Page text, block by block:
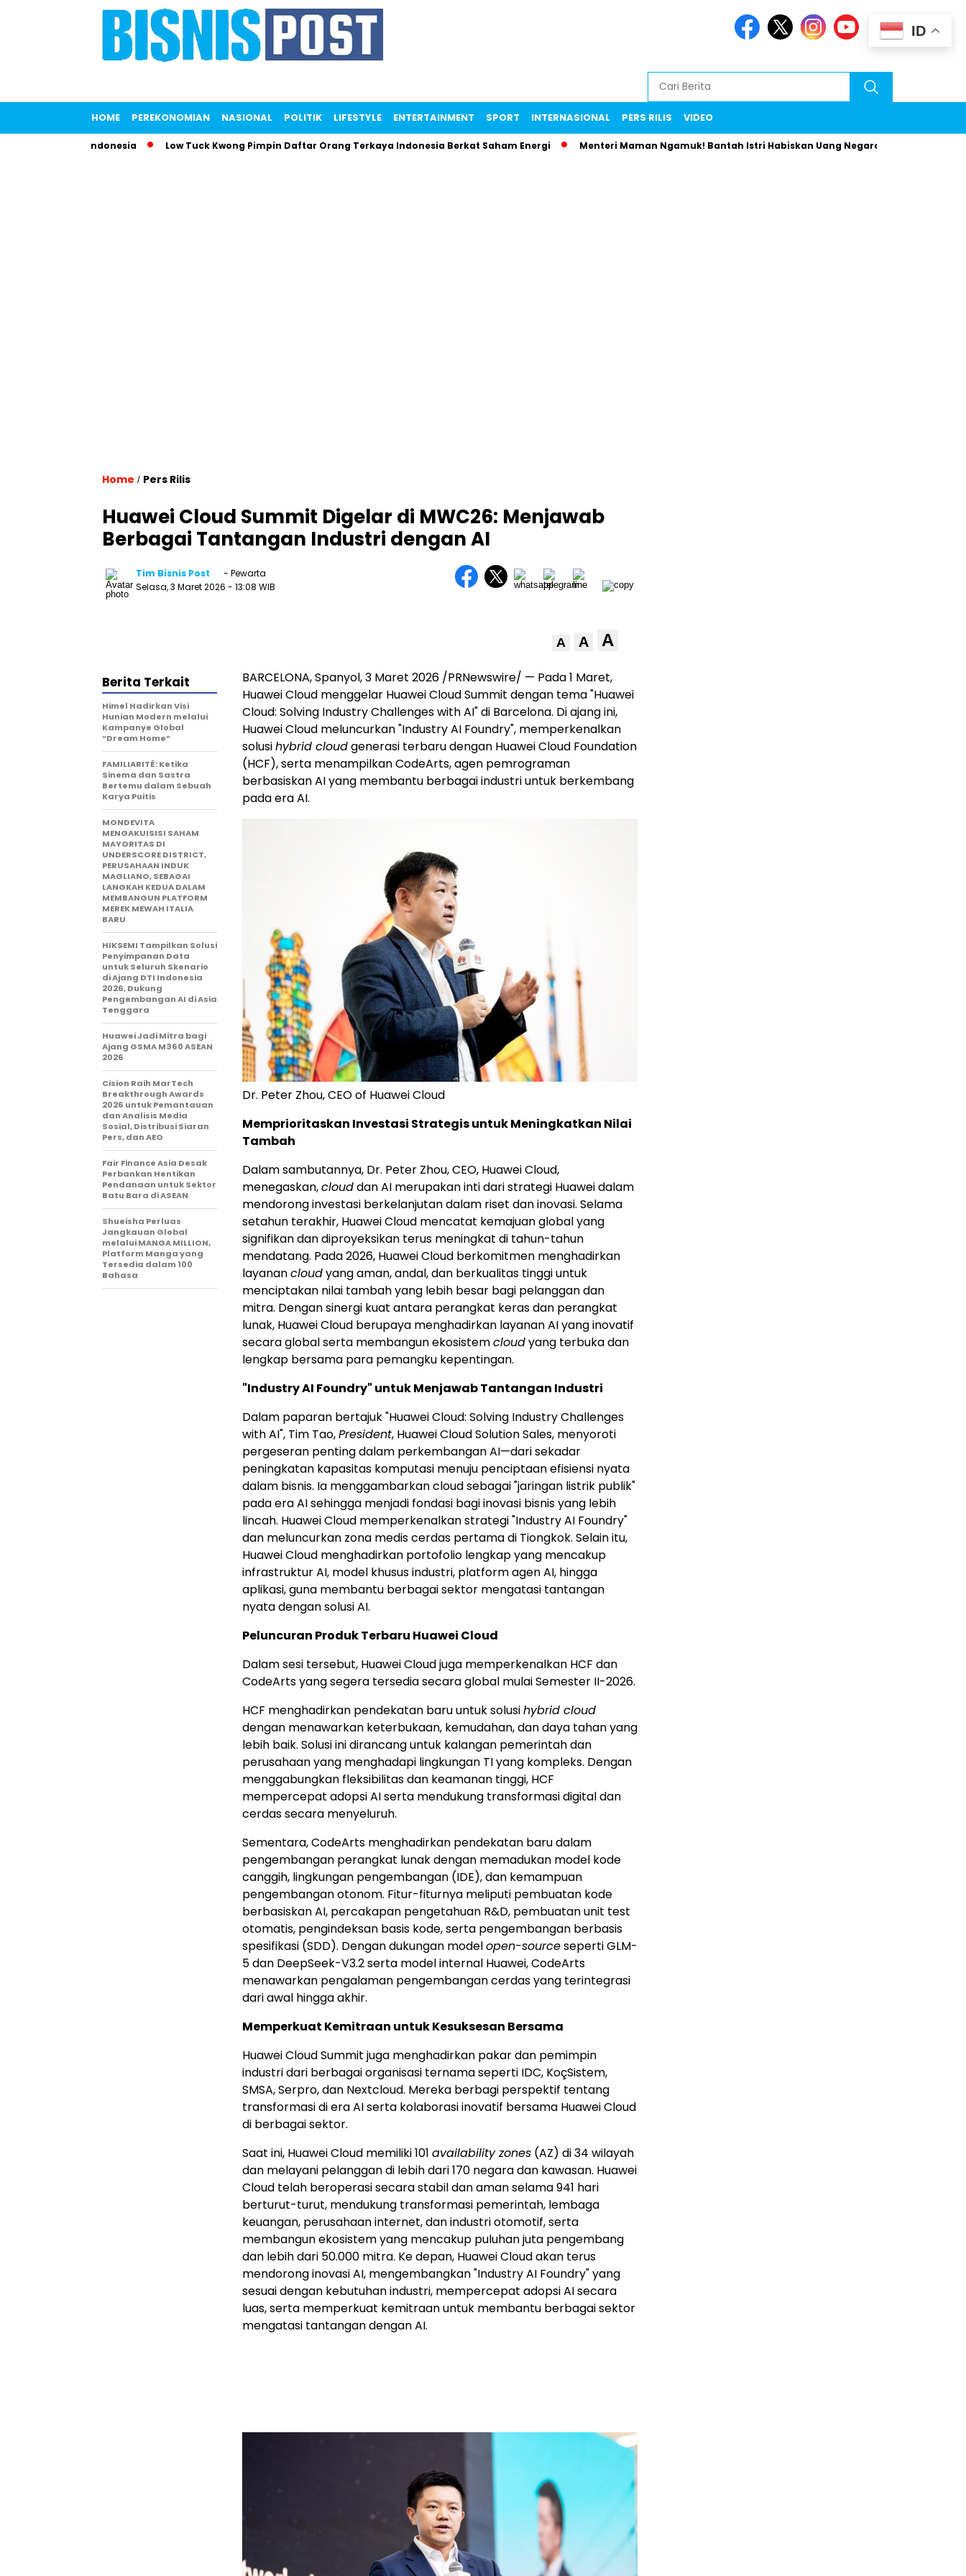
HOME PEREKONOMIAN NASIONAL POLITIK LIFESTYLE ENTERTAINMENT SPORT INTERNASIONAL PERS RILIS VIDEO
KFC Indonesia Low Tuck Kwong Pimpin Daftar Orang Terkaya Indonesia Berkat Saham Energi Menteri Maman Ngamuk! Bantah Istri Habiskan Uang Negara Liburan ke Eropa
Home / Pers Rilis
Huawei Cloud Summit Digelar di MWC26: Menjawab
Berbagai Tantangan Industri dengan AI
Tim Bisnis Post
- Pewarta
Selasa, 3 Maret 2026 - 13:08 WIB
A A A
BARCELONA, Spanyol, 3 Maret 2026 /PRNewswire/ — Pada 1 Maret,
Huawei Cloud menggelar Huawei Cloud Summit dengan tema "Huawei
Cloud: Solving Industry Challenges with AI" di Barcelona. Di ajang ini,
Huawei Cloud meluncurkan "Industry AI Foundry", memperkenalkan
solusihybrid cloudgenerasi terbaru dengan Huawei Cloud Foundation
(HCF), serta menampilkan CodeArts, agen pemrograman
berbasiskan AI yang membantu berbagai industri untuk berkembang
pada era AI.
Dr. Peter Zhou, CEO of Huawei Cloud
Memprioritaskan Investasi Strategis untuk Meningkatkan Nilai
Tambah
Dalam sambutannya, Dr. Peter Zhou, CEO, Huawei Cloud,
menegaskan,clouddan AI merupakan inti dari strategi Huawei dalam
mendorong investasi berkelanjutan dalam riset dan inovasi. Selama
setahun terakhir, Huawei Cloud mencatat kemajuan global yang
signifikan dan diproyeksikan terus meningkat di tahun-tahun
mendatang. Pada 2026, Huawei Cloud berkomitmen menghadirkan
layanancloudyang aman, andal, dan berkualitas tinggi untuk
menciptakan nilai tambah yang lebih besar bagi pelanggan dan
mitra. Dengan sinergi kuat antara perangkat keras dan perangkat
lunak, Huawei Cloud berupaya menghadirkan layanan AI yang inovatif
secara global serta membangun ekosistemcloudyang terbuka dan
lengkap bersama para pemangku kepentingan.
"Industry AI Foundry" untuk Menjawab Tantangan Industri
Dalam paparan bertajuk "Huawei Cloud: Solving Industry Challenges
with AI", Tim Tao,President, Huawei Cloud Solution Sales, menyoroti
pergeseran penting dalam perkembangan AI—dari sekadar
peningkatan kapasitas komputasi menuju penciptaan efisiensi nyata
dalam bisnis. Ia menggambarkan cloud sebagai "jaringan listrik publik"
pada era AI sehingga menjadi fondasi bagi inovasi bisnis yang lebih
lincah. Huawei Cloud memperkenalkan strategi "Industry AI Foundry"
dan meluncurkan zona medis cerdas pertama di Tiongkok. Selain itu,
Huawei Cloud menghadirkan portofolio lengkap yang mencakup
infrastruktur AI, model khusus industri, platform agen AI, hingga
aplikasi, guna membantu berbagai sektor mengatasi tantangan
nyata dengan solusi AI.
Peluncuran Produk Terbaru Huawei Cloud
Dalam sesi tersebut, Huawei Cloud juga memperkenalkan HCF dan
CodeArts yang segera tersedia secara global mulai Semester II-2026.
HCF menghadirkan pendekatan baru untuk solusihybrid cloud
dengan menawarkan keterbukaan, kemudahan, dan daya tahan yang
lebih baik. Solusi ini dirancang untuk kalangan pemerintah dan
perusahaan yang menghadapi lingkungan TI yang kompleks. Dengan
menggabungkan fleksibilitas dan keamanan tinggi, HCF
mempercepat adopsi AI serta mendukung transformasi digital dan
cerdas secara menyeluruh.
Sementara, CodeArts menghadirkan pendekatan baru dalam
pengembangan perangkat lunak dengan memadukan model kode
canggih, lingkungan pengembangan (IDE), dan kemampuan
pengembangan otonom. Fitur-fiturnya meliputi pembuatan kode
berbasiskan AI, percakapan pengetahuan R&D, pembuatan unit test
otomatis, pengindeksan basis kode, serta pengembangan berbasis
spesifikasi (SDD). Dengan dukungan modelopen-sourceseperti GLM-
5 dan DeepSeek-V3.2 serta model internal Huawei, CodeArts
menawarkan pengalaman pengembangan cerdas yang terintegrasi
dari awal hingga akhir.
Memperkuat Kemitraan untuk Kesuksesan Bersama
Huawei Cloud Summit juga menghadirkan pakar dan pemimpin
industri dari berbagai organisasi ternama seperti IDC, KoçSistem,
SMSA, Serpro, dan Nextcloud. Mereka berbagi perspektif tentang
transformasi di era AI serta kolaborasi inovatif bersama Huawei Cloud
di berbagai sektor.
Saat ini, Huawei Cloud memiliki 101 availability zones (AZ) di 34 wilayah
dan melayani pelanggan di lebih dari 170 negara dan kawasan. Huawei
Cloud telah beroperasi secara stabil dan aman selama 941 hari
berturut-turut, mendukung transformasi pemerintah, lembaga
keuangan, perusahaan internet, dan industri otomotif, serta
membangun ekosistem yang mencakup puluhan juta pengembang
dan lebih dari 50.000 mitra. Ke depan, Huawei Cloud akan terus
mendorong inovasi AI, mengembangkan "Industry AI Foundry" yang
sesuai dengan kebutuhan industri, mempercepat adopsi AI secara
luas, serta memperkuat kemitraan untuk membantu berbagai sektor
mengatasi tantangan dengan AI.
Berita Terkait
Himel Hadirkan Visi
Hunian Modern melalui
Kampanye Global
“Dream Home”
FAMILIARITÉ: Ketika
Sinema dan Sastra
Bertemu dalam Sebuah
Karya Puitis
MONDEVITA
MENGAKUISISI SAHAM
MAYORITAS DI
UNDERSCORE DISTRICT,
PERUSAHAAN INDUK
MAGLIANO, SEBAGAI
LANGKAH KEDUA DALAM
MEMBANGUN PLATFORM
MEREK MEWAH ITALIA
BARU
HIKSEMI Tampilkan Solusi
Penyimpanan Data
untuk Seluruh Skenario
di Ajang DTI Indonesia
2026, Dukung
Pengembangan AI di Asia
Tenggara
Huawei Jadi Mitra bagi
Ajang GSMA M360 ASEAN
2026
Cision Raih MarTech
Breakthrough Awards
2026 untuk Pemantauan
dan Analisis Media
Sosial, Distribusi Siaran
Pers, dan AEO
Fair Finance Asia Desak
Perbankan Hentikan
Pendanaan untuk Sektor
Batu Bara di ASEAN
Shueisha Perluas
Jangkauan Global
melalui MANGA MILLION,
Platform Manga yang
Tersedia dalam 100
Bahasa
ID